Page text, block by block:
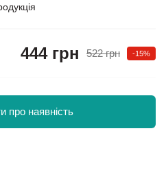
522 грн -15%
444 грн
про наявність